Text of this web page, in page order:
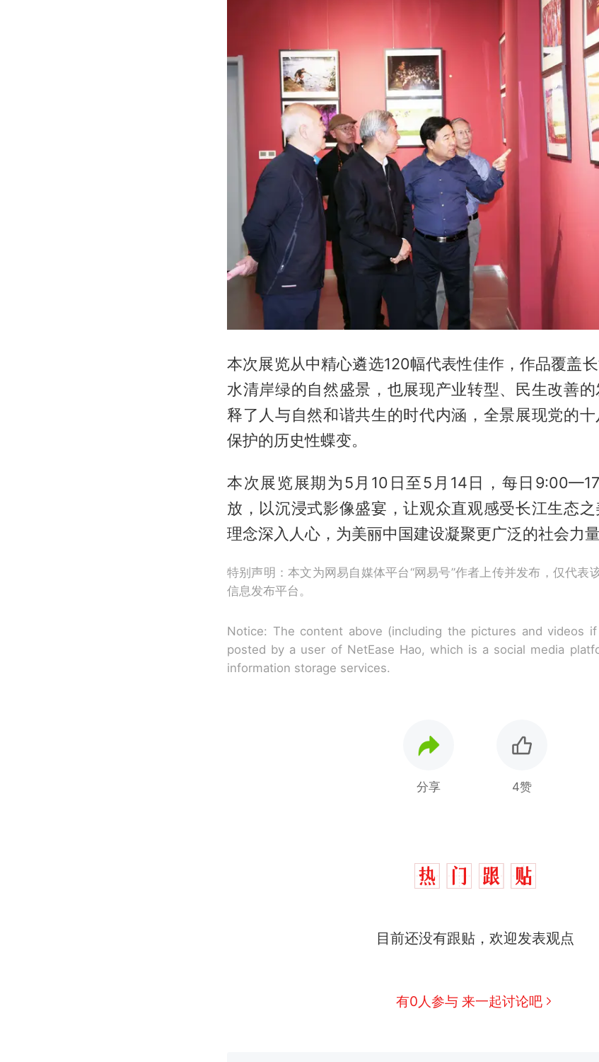
本次展览从中精心遴选120幅代表性佳作，作品覆盖
水清岸绿的自然盛景，也展现产业转型、民生改善
释了人与自然和谐共生的时代内涵，全景展现党的
保护的历史性蝶变。
本次展览展期为5月10日至5月14日，每日
放，以沉浸式影像盛宴，让观众直观感受长江生态
理念深入人心，为美丽中国建设凝聚更广泛的社会力量
特别声明：本文为网易自媒体平台“网易号”作者上传并发布，仅代表
信息发布平台。
Notice: The content above (including the pictures and videos
posted by a user of NetEase Hao, which is a social media
information storage services.
分享 4赞
目前还没有跟贴，欢迎发表观点
有0人参与 来一起讨论吧
全球唯一没有法定首都的国家，刚改国名，